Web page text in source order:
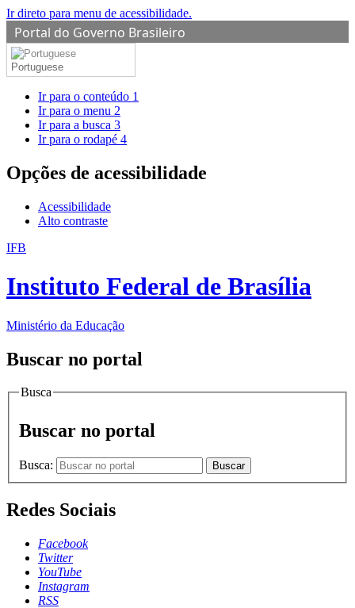
Ir direto para menu de acessibilidade.
Portal do Governo Brasileiro
Portuguese
Ir para o conteúdo 1
Ir para o menu 2
Ir para a busca 3
Ir para o rodapé 4
Opções de acessibilidade
Acessibilidade
Alto contraste
IFB
Instituto Federal de Brasília
Ministério da Educação
Buscar no portal
Busca
Buscar no portal
Busca: Buscar
Redes Sociais
Facebook
Twitter
YouTube
Instagram
RSS